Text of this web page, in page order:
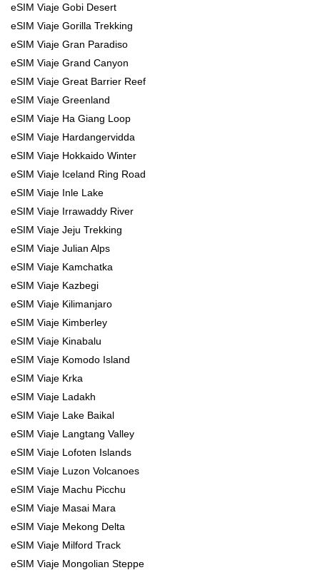
eSIM Viaje Gobi Desert
eSIM Viaje Gorilla Trekking
eSIM Viaje Gran Paradiso
eSIM Viaje Grand Canyon
eSIM Viaje Great Barrier Reef
eSIM Viaje Greenland
eSIM Viaje Ha Giang Loop
eSIM Viaje Hardangervidda
eSIM Viaje Hokkaido Winter
eSIM Viaje Iceland Ring Road
eSIM Viaje Inle Lake
eSIM Viaje Irrawaddy River
eSIM Viaje Jeju Trekking
eSIM Viaje Julian Alps
eSIM Viaje Kamchatka
eSIM Viaje Kazbegi
eSIM Viaje Kilimanjaro
eSIM Viaje Kimberley
eSIM Viaje Kinabalu
eSIM Viaje Komodo Island
eSIM Viaje Krka
eSIM Viaje Ladakh
eSIM Viaje Lake Baikal
eSIM Viaje Langtang Valley
eSIM Viaje Lofoten Islands
eSIM Viaje Luzon Volcanoes
eSIM Viaje Machu Picchu
eSIM Viaje Masai Mara
eSIM Viaje Mekong Delta
eSIM Viaje Milford Track
eSIM Viaje Mongolian Steppe